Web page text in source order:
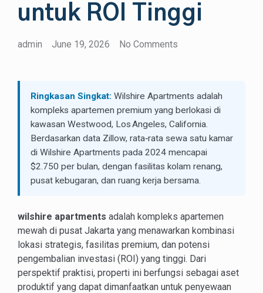
untuk ROI Tinggi
admin June 19, 2026 No Comments
Ringkasan Singkat: Wilshire Apartments adalah
kompleks apartemen premium yang berlokasi di
kawasan Westwood, Los Angeles, California.
Berdasarkan data Zillow, rata‑rata sewa satu kamar
di Wilshire Apartments pada 2024 mencapai
$2.750 per bulan, dengan fasilitas kolam renang,
pusat kebugaran, dan ruang kerja bersama.
wilshire apartments adalah kompleks apartemen
mewah di pusat Jakarta yang menawarkan kombinasi
lokasi strategis, fasilitas premium, dan potensi
pengembalian investasi (ROI) yang tinggi. Dari
perspektif praktisi, properti ini berfungsi sebagai aset
produktif yang dapat dimanfaatkan untuk penyewaan